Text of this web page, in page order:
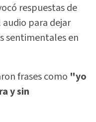
respuestas de
para dejar
sentimentales en
frases como "yo
y sin